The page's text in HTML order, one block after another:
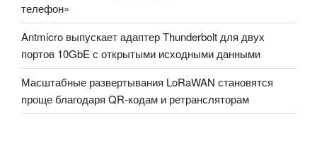
телефон»
Antmicro выпускает адаптер Thunderbolt для двух
портов 10GbE с открытыми исходными данными
Масштабные развертывания LoRaWAN становятся
проще благодаря QR-кодам и ретрансляторам